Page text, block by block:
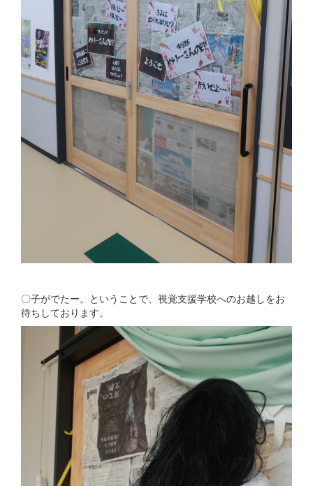
〇子がでたー。ということで、視覚支援学校へのお越しをお
待ちしております。